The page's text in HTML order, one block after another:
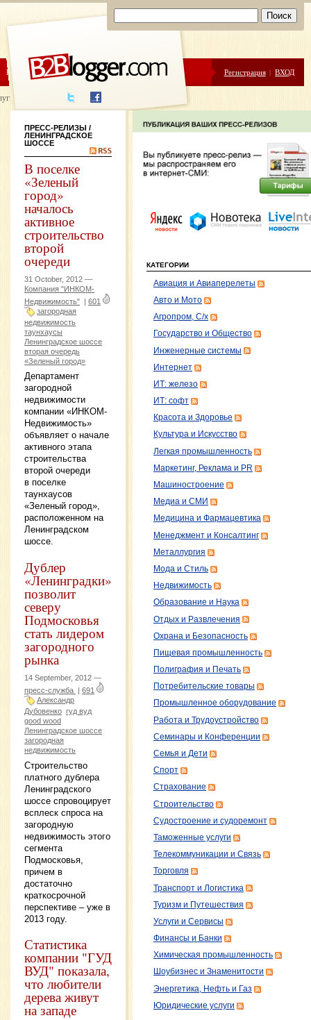
ЦЕНЫ ПОМОЩЬ Регистрация | ВХОД
написания
ПРЕСС-РЕЛИЗЫ /
ЛЕНИНГРАДСКОЕ
ШОССЕ
В поселке
«Зеленый
город»
началось
активное
строительство
второй
очереди
31 October, 2012 —
Компания "ИНКОМ-
Недвижимость" | 601
загородная
недвижимость
таунхаусы
Ленинградское шоссе
вторая очередь
«Зеленый город»
Департамент
загородной
недвижимости
компании «ИНКОМ-
Недвижимость»
объявляет о начале
активного этапа
строительства
второй очереди
в поселке
таунхаусов
«Зеленый город»,
расположенном на
Ленинградском
шоссе.
Дублер
«Ленинградки»
позволит
северу
Подмосковья
стать лидером
загородного
рынка
14 September, 2012 —
пресс-служба | 691
Александр
Дубовенко гуд вуд
good wood
Ленинградское шоссе
загородная
недвижимость
Строительство
платного дублера
Ленинградского
шоссе спровоцирует
всплеск спроса на
загородную
недвижимость этого
сегмента
Подмосковья,
причем в
достаточно
краткосрочной
перспективе – уже в
2013 году.
Статистика
компании "ГУД
ВУД" показала,
что любители
дерева живут
на западе
КАТЕГОРИИ
Авиация и Авиаперелеты
Авто и Мото
Агропром, С/х
Государство и Общество
Инженерные системы
Интернет
ИТ: железо
ИТ: софт
Красота и Здоровье
Культура и Искусство
Легкая промышленность
Маркетинг, Реклама и PR
Машиностроение
Медиа и СМИ
Медицина и Фармацевтика
Менеджмент и Консалтинг
Металлургия
Мода и Стиль
Недвижимость
Образование и Наука
Отдых и Развлечения
Охрана и Безопасность
Пищевая промышленность
Полиграфия и Печать
Потребительские товары
Промышленное оборудование
Работа и Трудоустройство
Семинары и Конференции
Семья и Дети
Спорт
Страхование
Строительство
Судостроение и судоремонт
Таможенные услуги
Телекоммуникации и Связь
Торговля
Транспорт и Логистика
Туризм и Путешествия
Услуги и Сервисы
Финансы и Банки
Химическая промышленность
Шоубизнес и Знаменитости
Энергетика, Нефть и Газ
Юридические услуги